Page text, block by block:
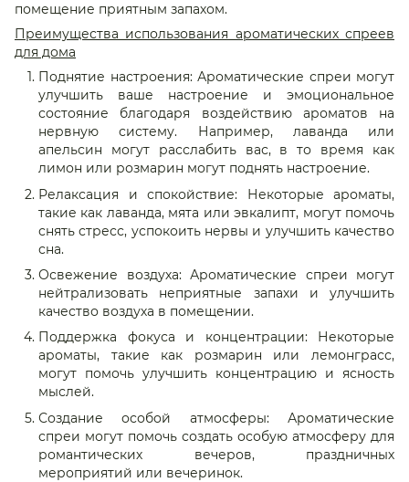
помещение приятным запахом.
Преимущества использования ароматических спреев
для дома
Поднятие настроения: Ароматические спреи могут
улучшить ваше настроение и эмоциональное
состояние благодаря воздействию ароматов на
нервную систему. Например, лаванда или
апельсин могут расслабить вас, в то время как
лимон или розмарин могут поднять настроение.
Релаксация и спокойствие: Некоторые ароматы,
такие как лаванда, мята или эвкалипт, могут помочь
снять стресс, успокоить нервы и улучшить качество
сна.
Освежение воздуха: Ароматические спреи могут
нейтрализовать неприятные запахи и улучшить
качество воздуха в помещении.
Поддержка фокуса и концентрации: Некоторые
ароматы, такие как розмарин или лемонграсс,
могут помочь улучшить концентрацию и ясность
мыслей.
Создание особой атмосферы: Ароматические
спреи могут помочь создать особую атмосферу для
романтических вечеров, праздничных
мероприятий или вечеринок.